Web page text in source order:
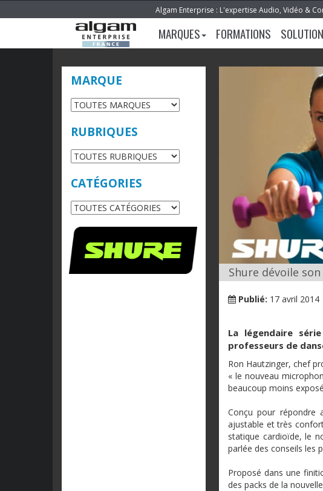
Algam Enterprise : L'expertise Audio, Vidéo &
MARQUES FORMATIONS
MARQUE
RUBRIQUES
CATÉGORIES
Shure dévoile
Publié: 17 avril 2014
La légendaire
professeurs de
Ron Hautzinger, chef
« le nouveau
beaucoup moins
Conçu pour répondre
ajustable et très
statique cardioïde, le
parlée des conseils les
Proposé dans une
des packs de la